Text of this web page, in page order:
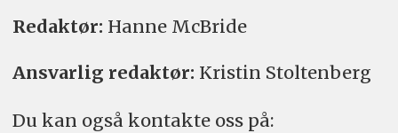
Redaktør: Hanne McBride
Ansvarlig redaktør: Kristin Stoltenberg
Du kan også kontakte oss på: